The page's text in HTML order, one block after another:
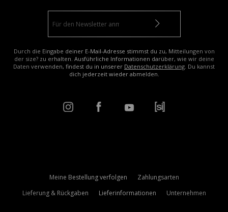
Durch die Eingabe deiner E-Mail-Adresse stimmst du zu, Mitteilungen von
der size? zu erhalten. Ausführliche Informationen darüber, wie wir deine
Daten verwenden, findest du in unserer Datenschutzerklärung. Du kannst
dich jederzeit wieder abmelden.
Meine Bestellung verfolgen
Zahlungsarten
Lieferung & Rückgaben
Lieferinformationen Unternehmen